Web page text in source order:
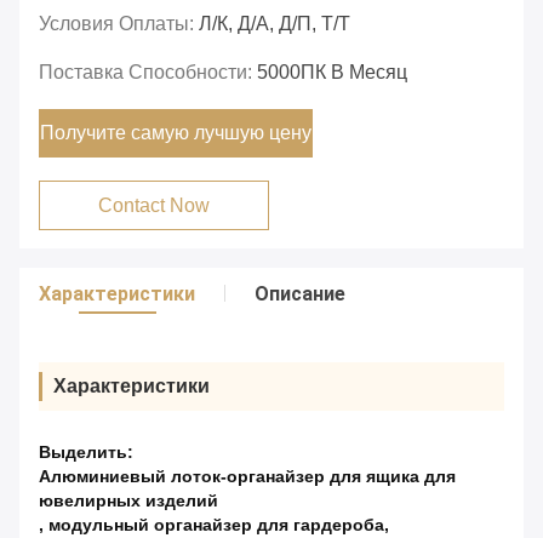
Условия Оплаты: Л/К, Д/А, Д/П, Т/Т
Поставка Способности: 5000ПК В Месяц
Получите самую лучшую цену
Contact Now
Характеристики Описание
Характеристики
Выделить:
Алюминиевый лоток-органайзер для ящика для
ювелирных изделий
, модульный органайзер для гардероба,